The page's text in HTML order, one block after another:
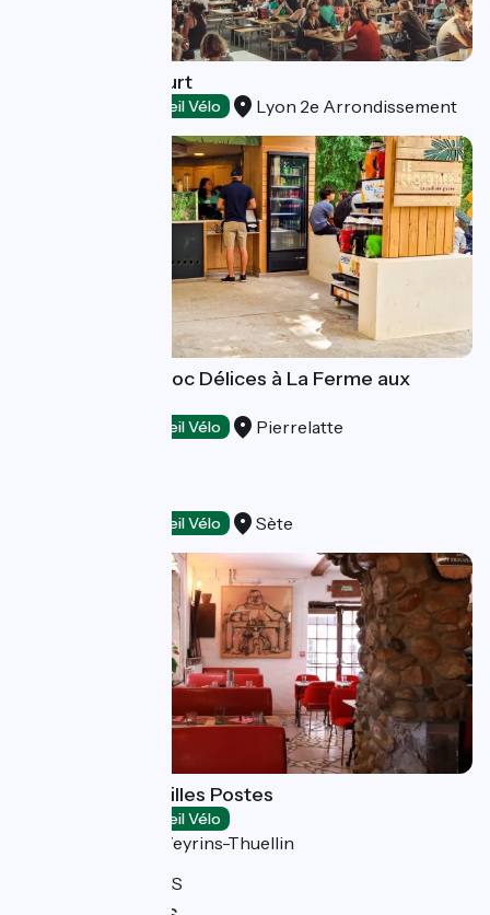
HEAT - Food Court
Accueil Vélo Lyon 2e Arrondissement
Restaurant Le Croc Délices à La Ferme aux
Accueil Vélo Pierrelatte
Accueil Vélo Sète
Le Relais des Vieilles Postes
Accueil Vélo
Les Avenières Veyrins-Thuellin